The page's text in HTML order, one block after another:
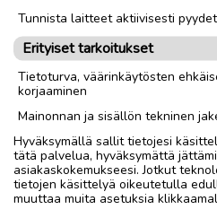
Tunnista laitteet aktiivisesti
Erityiset tarkoitukset
Tietoturva, väärinkäytösten
korjaaminen
Mainonnan ja sisällön tekninen
Hyväksymällä sallit tietojesi
tätä palvelua, hyväksymättä
asiakaskokemukseesi. Jotkut
tietojen käsittelyä oikeutetulla
muuttaa muita asetuksia